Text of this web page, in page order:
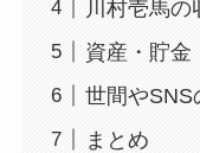
川村壱馬の
資産・貯金
世間やSNS
まとめ